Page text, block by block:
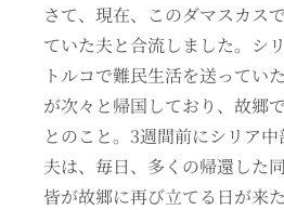
さて、現在、このダマスカス
ていた夫と合流しました。シ
トルコで難民生活を送ってい
が次々と帰国しており、故郷
とのこと。3週間前にシリア
夫は、毎日、多くの帰還した
皆が故郷に再び立てる日が来